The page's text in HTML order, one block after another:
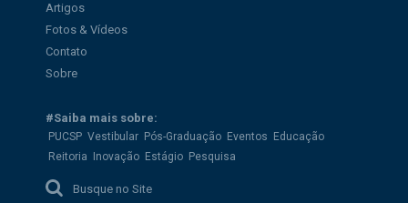
Artigos
Fotos & Vídeos
Contato
Sobre
#Saiba mais sobre:
PUCSP Vestibular Pós-Graduação Eventos
Educação
Reitoria
Inovação Estágio Pesquisa
Busque no Site